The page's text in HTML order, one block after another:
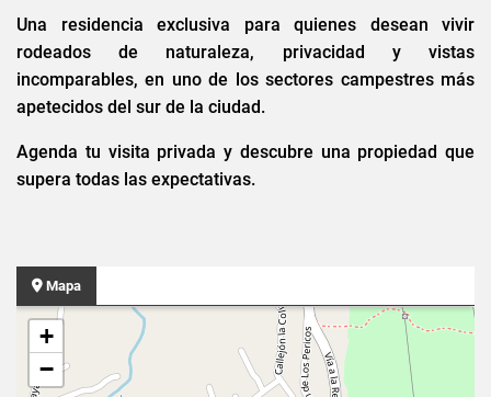
Una residencia exclusiva para quienes desean vivir
rodeados de naturaleza, privacidad y vistas
incomparables, en uno de los sectores campestres más
apetecidos del sur de la ciudad.
Agenda tu visita privada y descubre una propiedad que
supera todas las expectativas.
Mapa
+
−